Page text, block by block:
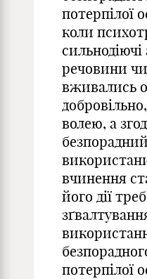
потерпілої
коли
сильнодіючі
речовини
вживались
волею, а
вчинення
його дії
потерпілої